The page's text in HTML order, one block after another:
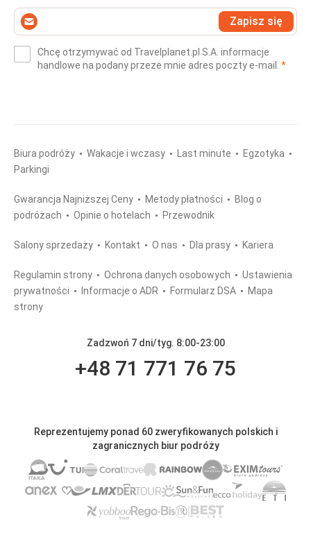
Wprowadź
swój
(wymagane)
Zapisz się
Chcę otrzymywać od Travelplanet.pl S.A. informacje
handlowe na podany przeze mnie adres poczty e-mail. *
Biura podróży Wakacje i wczasy Last minute
Egzotyka
Parkingi
Gwarancja Najniższej Ceny Metody płatności
Blog o
podróżach
Opinie o hotelach Przewodnik
Salony sprzedaży Kontakt O nas Dla prasy Kariera
Regulamin strony Ochrona danych osobowych
Ustawienia
prywatności
Informacje o ADR Formularz DSA
Mapa
strony
Zadzwoń 7 dni/tyg. 8:00-23:00
+48 71 771 76 75
Reprezentujemy ponad 60 zweryfikowanych polskich i
zagranicznych biur podróży